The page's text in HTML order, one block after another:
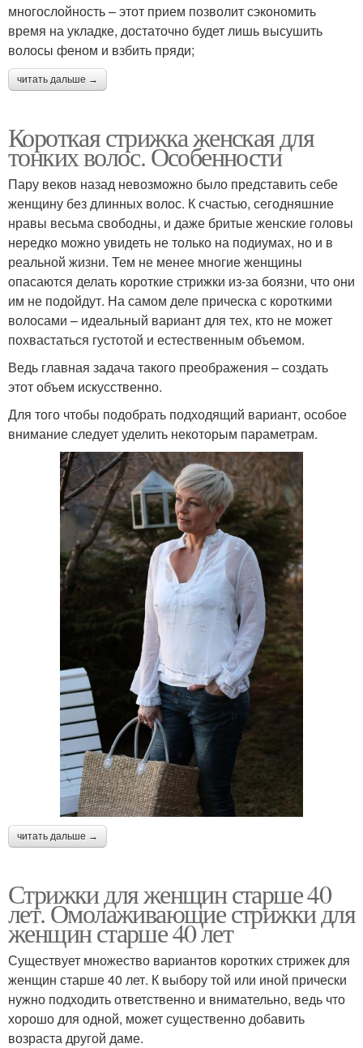
многослойность – этот прием позволит сэкономить
время на укладке, достаточно будет лишь высушить
волосы феном и взбить пряди;
читать дальше →
Короткая стрижка женская для
тонких волос. Особенности
Пару веков назад невозможно было представить себе
женщину без длинных волос. К счастью, сегодняшние
нравы весьма свободны, и даже бритые женские головы
нередко можно увидеть не только на подиумах, но и в
реальной жизни. Тем не менее многие женщины
опасаются делать короткие стрижки из-за боязни, что они
им не подойдут. На самом деле прическа с короткими
волосами – идеальный вариант для тех, кто не может
похвастаться густотой и естественным объемом.
Ведь главная задача такого преображения – создать
этот объем искусственно.
Для того чтобы подобрать подходящий вариант, особое
внимание следует уделить некоторым параметрам.
читать дальше →
Стрижки для женщин старше 40
лет. Омолаживающие стрижки для
женщин старше 40 лет
Существует множество вариантов коротких стрижек для
женщин старше 40 лет. К выбору той или иной прически
нужно подходить ответственно и внимательно, ведь что
хорошо для одной, может существенно добавить
возраста другой даме.